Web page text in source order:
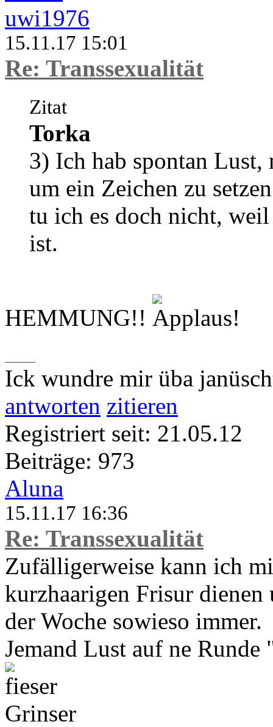
uwi1976
15.11.17 15:01
Re: Transsexualität
Zitat
Torka
3) Ich hab spontan Lust,
um ein Zeichen zu
tu ich es doch nicht,
ist.
HEMMUNG!!
Ick wundre mir üba
antworten zitieren
Registriert seit: 21.05.12
Beiträge: 973
Aluna
15.11.17 16:36
Re: Transsexualität
Zufälligerweise kann ich
kurzhaarigen Frisur
der Woche sowieso immer.
Jemand Lust auf ne Runde